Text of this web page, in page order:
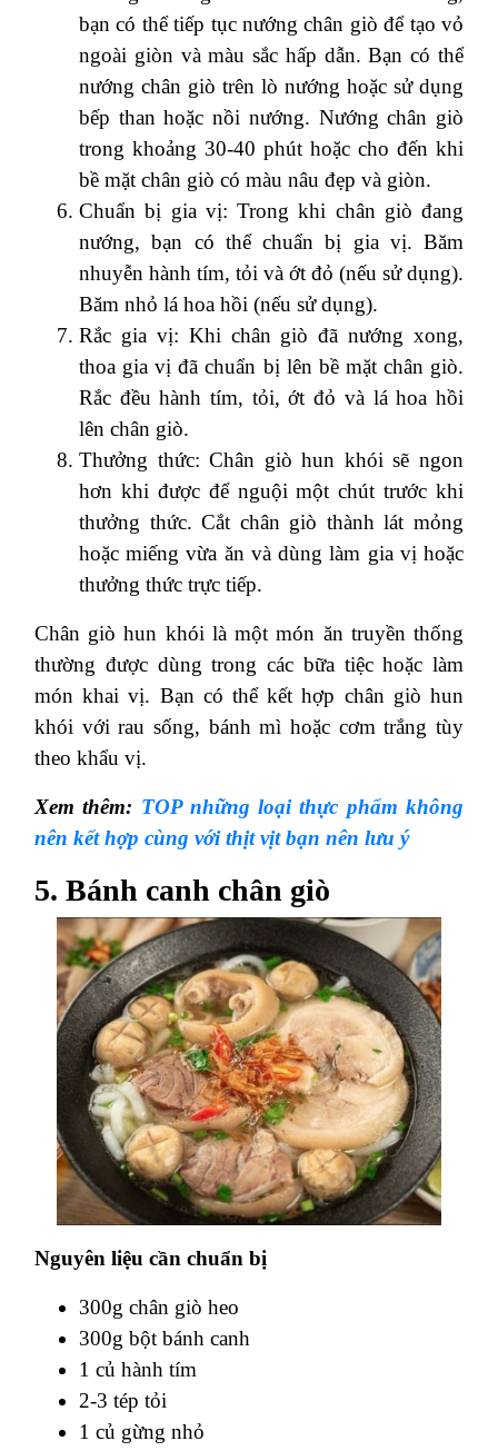
bạn có thể tiếp tục nướng chân giò để tạo vỏ
ngoài giòn và màu sắc hấp dẫn. Bạn có thể
nướng chân giò trên lò nướng hoặc sử dụng
bếp than hoặc nồi nướng. Nướng chân giò
trong khoảng 30-40 phút hoặc cho đến khi
bề mặt chân giò có màu nâu đẹp và giòn.
Chuẩn bị gia vị: Trong khi chân giò đang
nướng, bạn có thể chuẩn bị gia vị. Băm
nhuyễn hành tím, tỏi và ớt đỏ (nếu sử dụng).
Băm nhỏ lá hoa hồi (nếu sử dụng).
Rắc gia vị: Khi chân giò đã nướng xong,
thoa gia vị đã chuẩn bị lên bề mặt chân giò.
Rắc đều hành tím, tỏi, ớt đỏ và lá hoa hồi
lên chân giò.
Thưởng thức: Chân giò hun khói sẽ ngon
hơn khi được để nguội một chút trước khi
thưởng thức. Cắt chân giò thành lát mỏng
hoặc miếng vừa ăn và dùng làm gia vị hoặc
thưởng thức trực tiếp.
Chân giò hun khói là một món ăn truyền thống
thường được dùng trong các bữa tiệc hoặc làm
món khai vị. Bạn có thể kết hợp chân giò hun
khói với rau sống, bánh mì hoặc cơm trắng tùy
theo khẩu vị.
Xem thêm: TOP những loại thực phẩm không
nên kết hợp cùng với thịt vịt bạn nên lưu ý
5. Bánh canh chân giò
Nguyên liệu cần chuẩn bị
300g chân giò heo
300g bột bánh canh
1 củ hành tím
2-3 tép tỏi
1 củ gừng nhỏ